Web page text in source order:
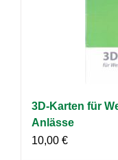
3D-Karten für
Anlässe
10,00 €